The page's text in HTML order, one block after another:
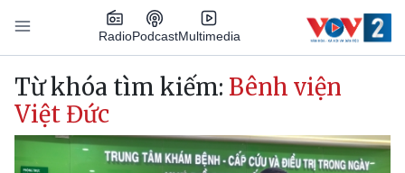
Nhảy đến nội dung
RadioPodcastMultimedia
Main navigation
Từ khóa tìm kiếm: Bênh viện
Việt Đức